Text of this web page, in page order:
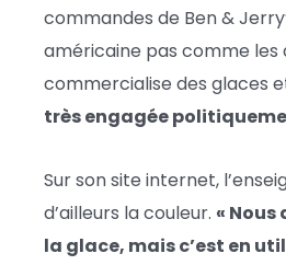
commandes de Ben &
américaine pas comme les
commercialise des glaces
très engagée
Sur son site internet,
d’ailleurs la couleur. «
la glace, mais c’est en